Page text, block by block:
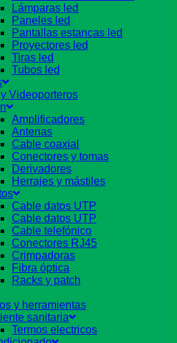
Lámparas led
Paneles led
Pantallas estancas led
Proyectores led
Tiras led
Tubos led
Videoporteros
Amplificadores
Antenas
Cable coaxial
Conectores y tomas
Derivadores
Herrajes y mástiles
Cable datos UTP
Cable datos UTP
Cable telefónico
Conectores RJ45
Crimpadoras
Fibra óptica
Racks y patch
y herramientas
sanitaria
Termos electricos